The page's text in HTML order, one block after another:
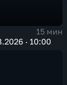
15 мин
· 10:00